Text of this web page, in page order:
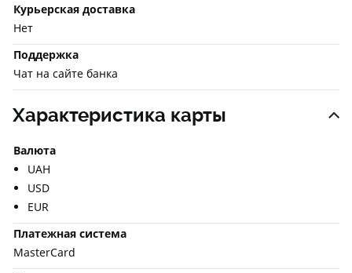
Курьерская доставка
Нет
Поддержка
Чат на сайте банка
Характеристика карты
Валюта
UAH
USD
EUR
Платежная система
MasterCard